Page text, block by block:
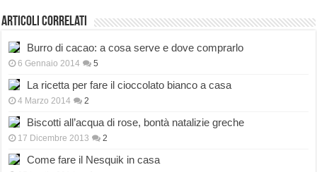
Articoli correlati
Burro di cacao: a cosa serve e dove comprarlo
6 Gennaio 2014 5
La ricetta per fare il cioccolato bianco a casa
4 Marzo 2014 2
Biscotti all’acqua di rose, bontà natalizie greche
17 Dicembre 2013 2
Come fare il Nesquik in casa